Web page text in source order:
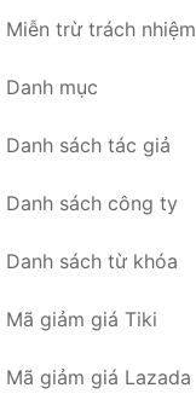
Miễn trừ trách nhiệm
Danh mục
Danh sách tác giả
Danh sách công ty
Danh sách từ khóa
Mã giảm giá Tiki
Mã giảm giá Lazada